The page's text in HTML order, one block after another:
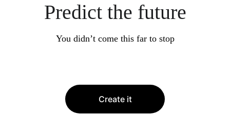
Predict the future
You didn’t come this far to stop
Create it